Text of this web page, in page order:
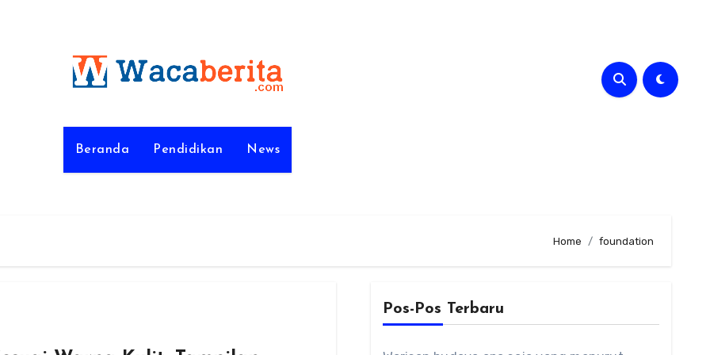
Beranda Pendidikan News
Home foundation
Pos-Pos Terbaru